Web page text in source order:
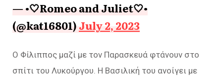
— •🤍Romeo and Juliet🤍•
(@kat16801)July 2, 2023
Ο Φίλιππος μαζί με τον Παρασκευά φτάνουν στο
σπίτι του Λυκούργου. Η Βασιλική του ανοίγει με